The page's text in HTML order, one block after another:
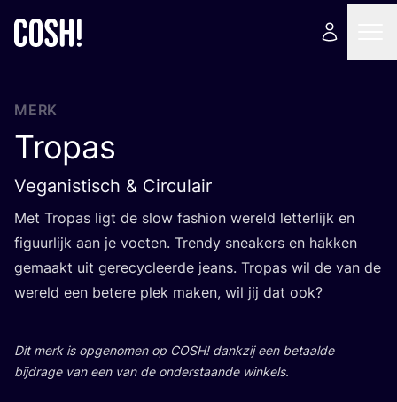
MERK
Tropas
Veganistisch & Circulair
Met Tro­pas ligt de slow fas­hi­on wereld let­ter­lijk en
figuur­lijk aan je voe­ten. Tren­dy snea­kers en hak­ken
gemaakt uit gere­cy­cleer­de jeans. Tro­pas wil de van de
wereld een bete­re plek maken, wil jij dat ook?
Dit merk is opge­no­men op COSH! dank­zij een betaal­de
bij­dra­ge van een van de onder­staan­de winkels.